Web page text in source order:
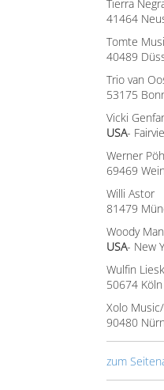
Tierra
41464
Tomte
40489
Trio van
53175
Vicki
USA-
Werner
69469
Willi Astor
81479
Woody
USA- New
Wulfin
50674 Köln
Xolo
90480
zum